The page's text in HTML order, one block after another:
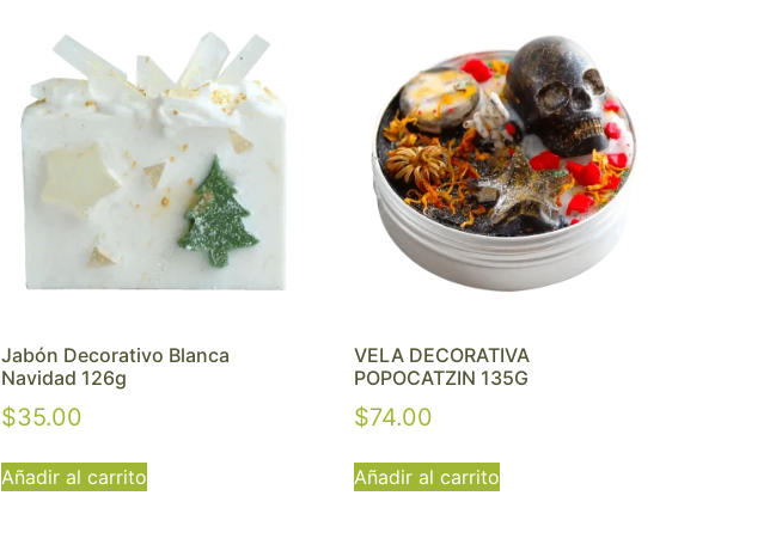
Jabón Decorativo Blanca
Navidad 126g
$35.00
Añadir al carrito
VELA DECORATIVA
POPOCATZIN 135G
$74.00
Añadir al carrito